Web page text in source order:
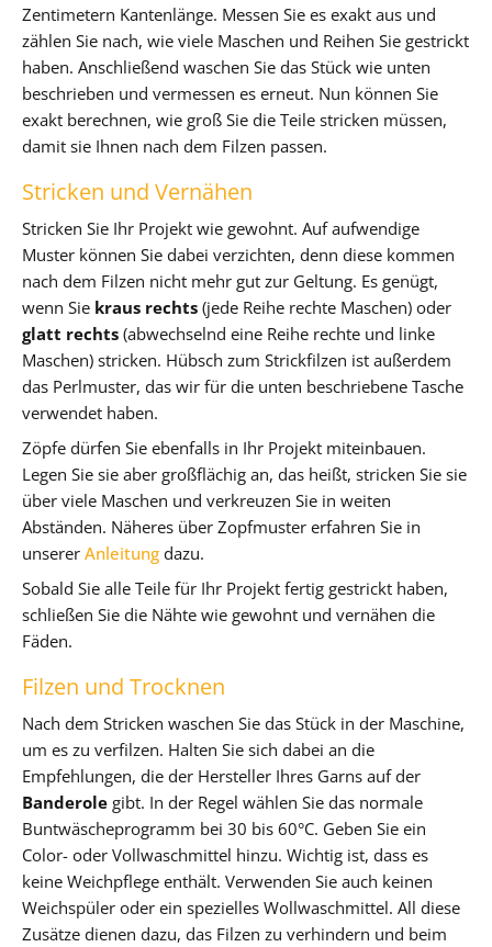
Zentimetern Kantenlänge. Messen Sie es exakt aus und
zählen Sie nach, wie viele Maschen und Reihen Sie gestrickt
haben. Anschließend waschen Sie das Stück wie unten
beschrieben und vermessen es erneut. Nun können Sie
exakt berechnen, wie groß Sie die Teile stricken müssen,
damit sie Ihnen nach dem Filzen passen.
Stricken und Vernähen
Stricken Sie Ihr Projekt wie gewohnt. Auf aufwendige
Muster können Sie dabei verzichten, denn diese kommen
nach dem Filzen nicht mehr gut zur Geltung. Es genügt,
wenn Sie kraus rechts (jede Reihe rechte Maschen) oder
glatt rechts (abwechselnd eine Reihe rechte und linke
Maschen) stricken. Hübsch zum Strickfilzen ist außerdem
das Perlmuster, das wir für die unten beschriebene Tasche
verwendet haben.
Zöpfe dürfen Sie ebenfalls in Ihr Projekt miteinbauen.
Legen Sie sie aber großflächig an, das heißt, stricken Sie sie
über viele Maschen und verkreuzen Sie in weiten
Abständen. Näheres über Zopfmuster erfahren Sie in
unserer Anleitung dazu.
Sobald Sie alle Teile für Ihr Projekt fertig gestrickt haben,
schließen Sie die Nähte wie gewohnt und vernähen die
Fäden.
Filzen und Trocknen
Nach dem Stricken waschen Sie das Stück in der Maschine,
um es zu verfilzen. Halten Sie sich dabei an die
Empfehlungen, die der Hersteller Ihres Garns auf der
Banderole gibt. In der Regel wählen Sie das normale
Buntwäscheprogramm bei 30 bis 60°C. Geben Sie ein
Color- oder Vollwaschmittel hinzu. Wichtig ist, dass es
keine Weichpflege enthält. Verwenden Sie auch keinen
Weichspüler oder ein spezielles Wollwaschmittel. All diese
Zusätze dienen dazu, das Filzen zu verhindern und beim